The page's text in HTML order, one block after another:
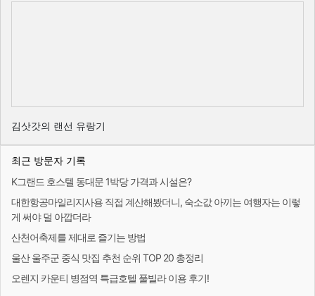
김삿갓의 랜선 유랑기
최근 방문자 기록
K그랜드 호스텔 동대문 1박당 가격과 시설은?
대한항공마일리지사용 직접 계산해봤더니, 숙소값 아끼는 여행자는 이렇
게 써야 덜 아깝더라
산천어축제를 제대로 즐기는 방법
울산 울주군 중식 맛집 추천 순위 TOP 20 총정리
오렌지 카운티 병점역 특급호텔 풀빌라 이용 후기!